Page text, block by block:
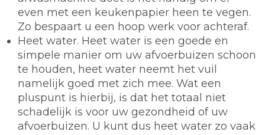
even met een keukenpapier heen te vegen.
Zo bespaart u een hoop werk voor achteraf.
Heet water. Heet water is een goede en
simpele manier om uw afvoerbuizen schoon
te houden, heet water neemt het vuil
namelijk goed met zich mee. Wat een
pluspunt is hierbij, is dat het totaal niet
schadelijk is voor uw gezondheid of uw
afvoerbuizen. U kunt dus heet water zo vaak